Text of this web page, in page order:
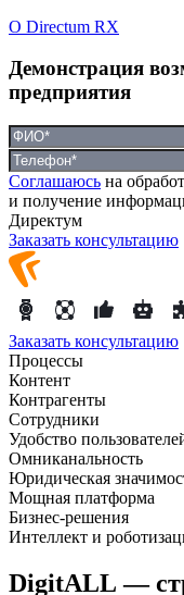
О Directum RX
Демонстрация
предприятия
Соглашаюсь на
и получение
Директум
Заказать консультацию
Заказать консультацию
Процессы
Контент
Контрагенты
Сотрудники
Удобство
Омниканальность
Юридическая
Мощная платформа
Бизнес-решения
Интеллект и
DigitALL —